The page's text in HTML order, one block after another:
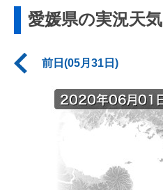
愛媛県の実況天気
前日(05月31日)